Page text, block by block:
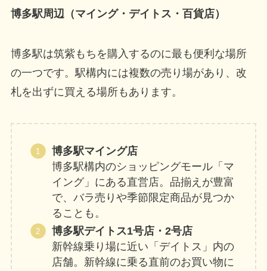
博多駅周辺（マイング・デイトス・百貨店）
博多駅は筑紫もちを購入するのに最も便利な場所
の一つです。駅構内には複数の売り場があり、改
札を出ずに買える場所もあります。
博多駅マイング店
博多駅構内のショッピングモール「マ
イング」にある直営店。品揃えが豊富
で、バラ売りや季節限定商品が見つか
ることも。
博多駅デイトス1号店・2号店
新幹線乗り場に近い「デイトス」内の
店舗。新幹線に乗る直前のお買い物に